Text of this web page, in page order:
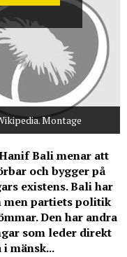
Montage
Bali menar att
och bygger på
existens. Bali har
men partiets politik
Den har andra
som leder direkt
mänsk...